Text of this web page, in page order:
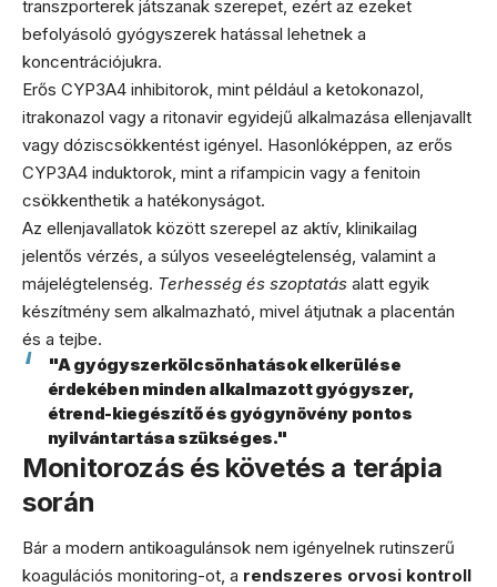
transzporterek játszanak szerepet, ezért az ezeket
befolyásoló gyógyszerek hatással lehetnek a
koncentrációjukra.
Erős CYP3A4 inhibitorok, mint például a ketokonazol,
itrakonazol vagy a ritonavir egyidejű alkalmazása ellenjavallt
vagy dóziscsökkentést igényel. Hasonlóképpen, az erős
CYP3A4 induktorok, mint a rifampicin vagy a fenitoin
csökkenthetik a hatékonyságot.
Az ellenjavallatok között szerepel az aktív, klinikailag
jelentős vérzés, a súlyos veseelégtelenség, valamint a
májelégtelenség. Terhesség és szoptatás alatt egyik
készítmény sem alkalmazható, mivel átjutnak a placentán
és a tejbe.
"A gyógyszerkölcsönhatások elkerülése
érdekében minden alkalmazott gyógyszer,
étrend-kiegészítő és gyógynövény pontos
nyilvántartása szükséges."
Monitorozás és követés a terápia
során
Bár a modern antikoagulánsok nem igényelnek rutinszerű
koagulációs monitoring-ot, a rendszeres orvosi kontroll